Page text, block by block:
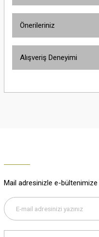
Önerileriniz
yetersiz gördüğünüz
Alışveriş Deneyimi
M... K... | 29/12/2025
Mail adresinizle e-bültenimize